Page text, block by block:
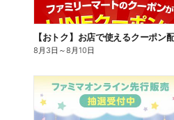
8月3日 ～8月10日